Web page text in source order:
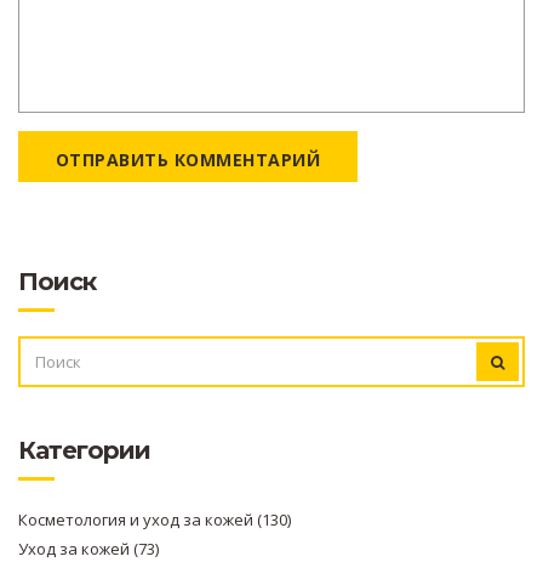
ОТПРАВИТЬ КОММЕНТАРИЙ
Поиск
Категории
Косметология и уход за кожей (130)
Уход за кожей (73)